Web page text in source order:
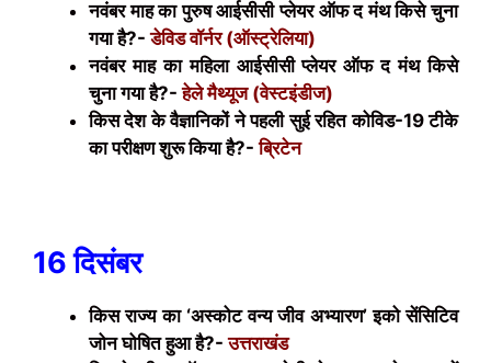
नवंबर माह का पुरुष आईसीसी प्लेयर ऑफ द मंथ किसे चुना
गया है?-डेविड वॉर्नर (ऑस्ट्रेलिया)
नवंबर माह का महिला आईसीसी प्लेयर ऑफ द मंथ किसे
चुना गया है?-हेले मैथ्यूज (वेस्टइंडीज)
किस देश के वैज्ञानिकों ने पहली सुई रहित कोविड-19 टीके
का परीक्षण शुरू किया है?-ब्रिटेन
16 दिसंबर
किस राज्य का ‘अस्कोट वन्य जीव अभ्यारण’ इको सेंसिटिव
जोन घोषित हुआ है?-उत्तराखंड